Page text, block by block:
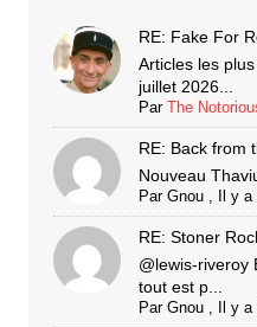
RE: Fake For
Articles les
juillet 2026...
Par The
RE: Back from
Nouveau
Par Gnou, Il y
RE: Stoner
@lewis-riveroy
tout est p...
Par Gnou, Il y